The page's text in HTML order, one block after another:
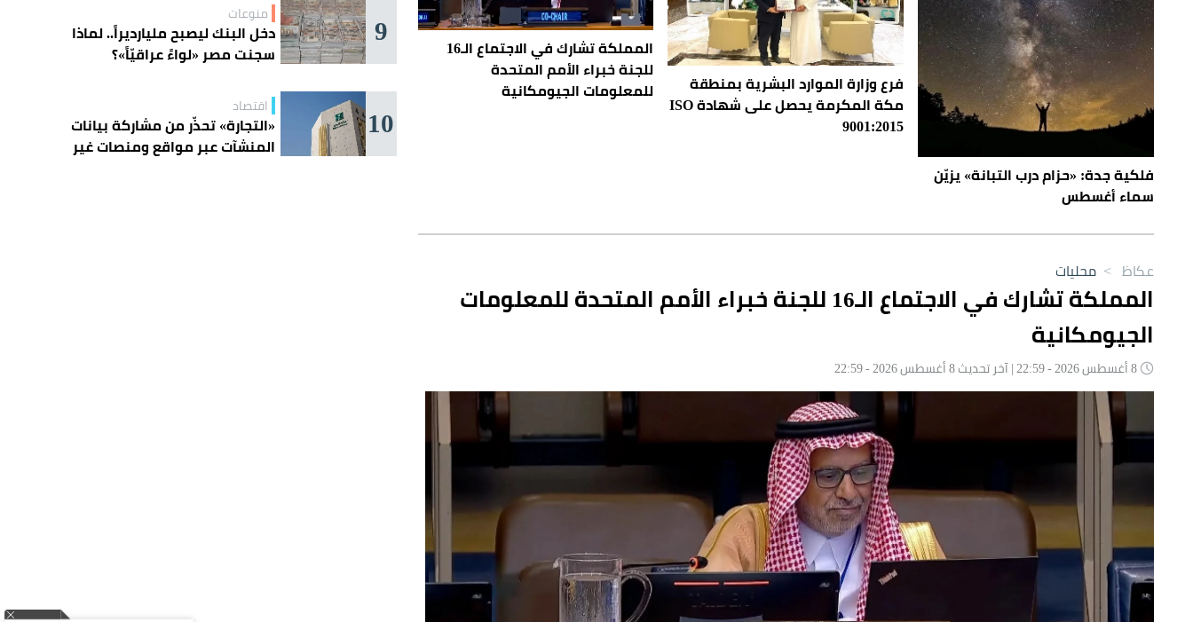
فلكية جدة: «حزام درب التبانة» يزيّن
سماء أغسطس
فرع وزارة الموارد البشرية بمنطقة
مكة المكرمة يحصل على شهادة ISO
9001:2015
المملكة تشارك في الاجتماع الـ16
للجنة خبراء الأمم المتحدة
للمعلومات الجيومكانية
9 منوعات
دخل البنك ليصبح مليارديراً.. لماذا
سجنت مصر «لواءً عراقيّاً»؟
10 اقتصاد
«التجارة» تحذّر من مشاركة بيانات
المنشآت عبر مواقع ومنصات غير
عكاظ > محليات
المملكة تشارك في الاجتماع الـ16 للجنة خبراء الأمم المتحدة للمعلومات
الجيومكانية